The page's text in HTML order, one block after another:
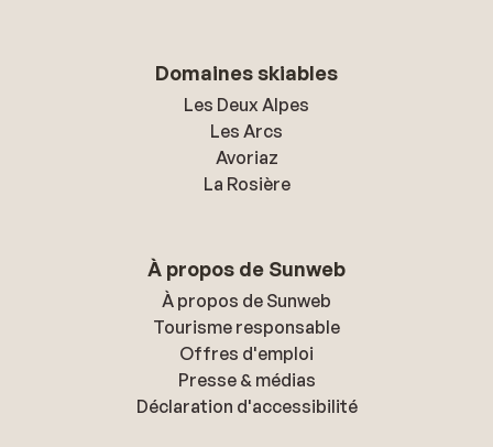
Domaines skiables
Les Deux Alpes
Les Arcs
Avoriaz
La Rosière
À propos de Sunweb
À propos de Sunweb
Tourisme responsable
Offres d'emploi
Presse & médias
Déclaration d'accessibilité